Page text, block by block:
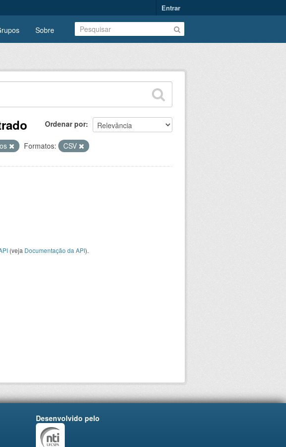
Entrar
Sobre
Ordenar por
Formatos: CSV
(veja Documentação da API).
Desenvolvido pelo